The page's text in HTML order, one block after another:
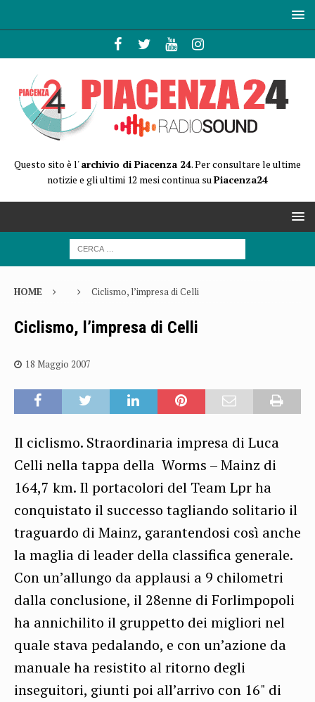
Questo sito è l'archivio di Piacenza 24. Per consultare le ultime
notizie e gli ultimi 12 mesi continua suPiacenza24
HOME Ciclismo, l’impresa di Celli
Ciclismo, l’impresa di Celli
18 Maggio 2007
Il ciclismo. Straordinaria impresa di Luca
Celli nella tappa della Worms – Mainz di
164,7 km. Il portacolori del Team Lpr ha
conquistato il successo tagliando solitario il
traguardo di Mainz, garantendosi così anche
la maglia di leader della classifica generale.
Con un’allungo da applausi a 9 chilometri
dalla conclusione, il 28enne di Forlimpopoli
ha annichilito il gruppetto dei migliori nel
quale stava pedalando, e con un’azione da
manuale ha resistito al ritorno degli
inseguitori, giunti poi all’arrivo con 16" di